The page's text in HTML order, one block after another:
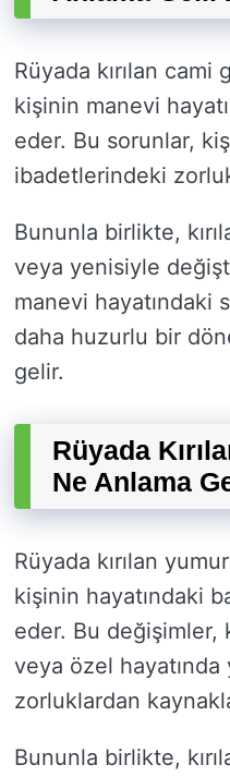
Rüyada kırılan
kişinin manevi
eder. Bu sorunlar,
ibadetlerindeki
Bununla birlikte,
veya yenisiyle
manevi hayatındaki
daha huzurlu bir
gelir.
Rüyada
Ne Anlama
Rüyada kırılan
kişinin hayatındaki
eder. Bu değişimler,
veya özel hayatında
zorluklardan
Bununla birlikte,